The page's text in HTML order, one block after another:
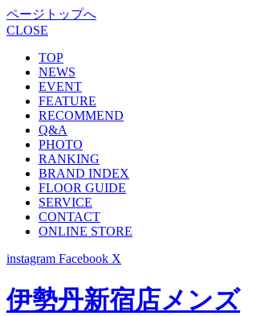
ページトップへ
CLOSE
TOP
NEWS
EVENT
FEATURE
RECOMMEND
Q&A
PHOTO
RANKING
BRAND INDEX
FLOOR GUIDE
SERVICE
CONTACT
ONLINE STORE
instagram Facebook X
伊勢丹新宿店メンズ